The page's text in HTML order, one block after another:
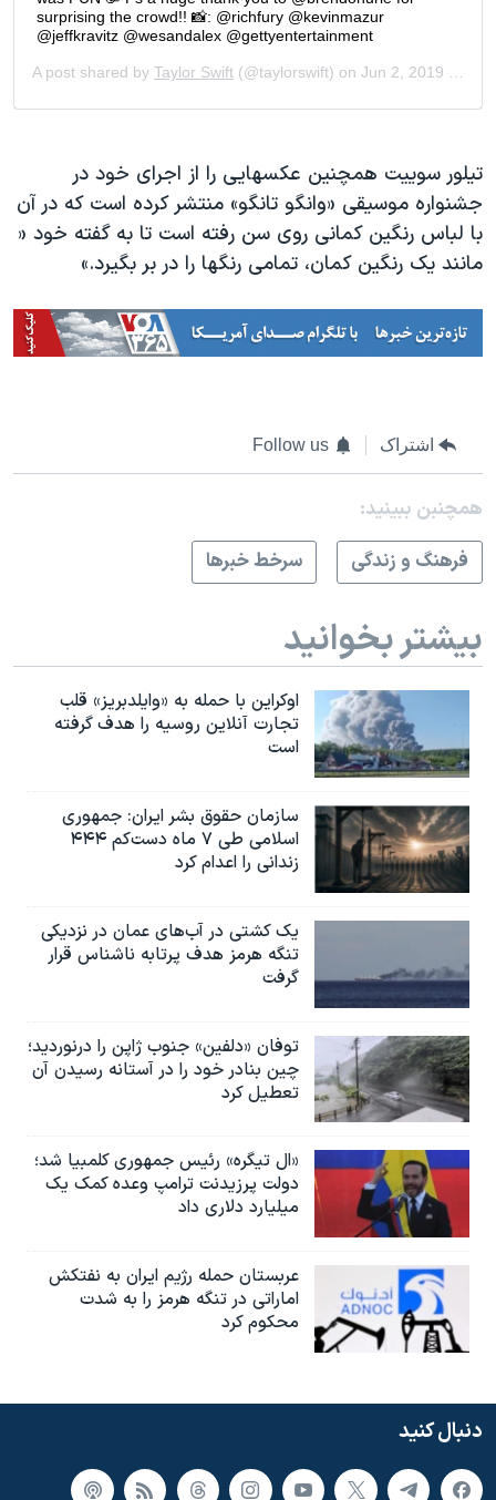
تیلور سوییت همچنین عکسهایی را از اجرای خود در
جشنواره موسیقی «وانگو تانگو» منتشر کرده است که در آن
با لباس رنگین کمانی روی سن رفته است تا به گفته خود «
مانند یک رنگین کمان، تمامی رنگها را در بر بگیرد.»
اشتراک Follow us
همچنبن ببینید:
فرهنگ و زندگی
سرخط خبرها
بیشتر بخوانید
اوکراین با حمله به «وایلدبریز» قلب
تجارت آنلاین روسیه را هدف گرفته
است
سازمان حقوق بشر ایران: جمهوری
اسلامی طی ۷ ماه دست‌کم ۴۴۴
زندانی را اعدام کرد
یک کشتی در آب‌های عمان در نزدیکی
تنگه هرمز هدف پرتابه ناشناس قرار
گرفت
توفان «دلفین» جنوب ژاپن را درنوردید؛
چین بنادر خود را در آستانه رسیدن آن
تعطیل کرد
«ال تیگره» رئیس جمهوری کلمبیا شد؛
دولت پرزیدنت ترامپ وعده کمک یک
میلیارد دلاری داد
عربستان حمله رژیم ایران به نفتکش
اماراتی در تنگه هرمز را به‌ شدت
محکوم کرد
دنبال کنید